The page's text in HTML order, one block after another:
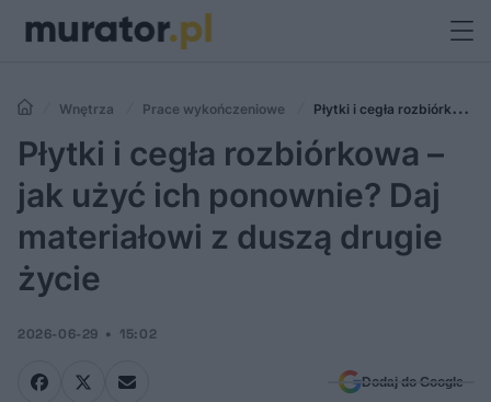
Wnętrza Prace wykończeniowe
Płytki i cegła rozbiórkowa
– jak użyć ich ponownie? Daj materiałowi z duszą drugie życie
Płytki i cegła rozbiórkowa –
jak użyć ich ponownie? Daj
materiałowi z duszą drugie
życie
2026-06-29 15:02
Dodaj do Google